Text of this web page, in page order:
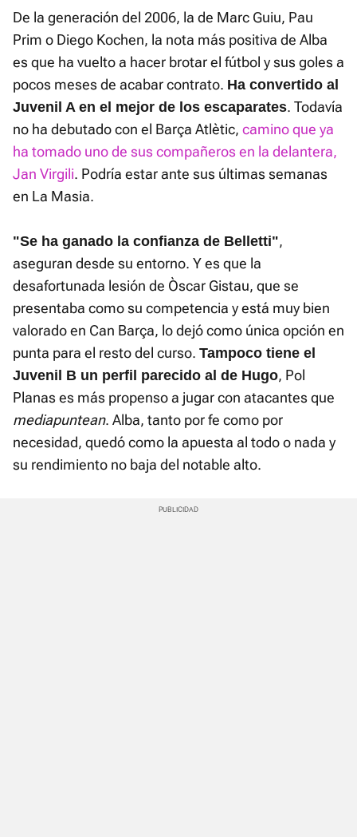
De la generación del 2006, la de Marc Guiu, Pau
Prim o Diego Kochen, la nota más positiva de Alba
es que ha vuelto a hacer brotar el fútbol y sus goles a
pocos meses de acabar contrato. Ha convertido al
Juvenil A en el mejor de los escaparates. Todavía
no ha debutado con el Barça Atlètic, camino que ya
ha tomado uno de sus compañeros en la delantera,
Jan Virgili. Podría estar ante sus últimas semanas
en La Masia.
"Se ha ganado la confianza de Belletti",
aseguran desde su entorno. Y es que la
desafortunada lesión de Òscar Gistau, que se
presentaba como su competencia y está muy bien
valorado en Can Barça, lo dejó como única opción en
punta para el resto del curso. Tampoco tiene el
Juvenil B un perfil parecido al de Hugo, Pol
Planas es más propenso a jugar con atacantes que
mediapuntean. Alba, tanto por fe como por
necesidad, quedó como la apuesta al todo o nada y
su rendimiento no baja del notable alto.